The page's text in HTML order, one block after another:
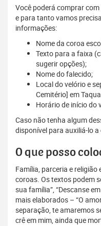
Você poderá comprar
e para tanto vamos
informações:
Nome da coroa
Texto para a faixa
sugerir opções);
Nome do falecido;
Local do velório e
Cemitério] em
Horário de início do
Caso não tenha algum
disponível para auxiliá-lo a
O que posso
Família, parceria e
coroas. Os textos podem
sua família”, “Descanse
mais elaborados – “O
separação, te amaremos
crê em mim, ainda que